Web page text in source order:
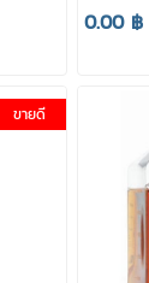
HyClone
0.00 ฿
ขายดี